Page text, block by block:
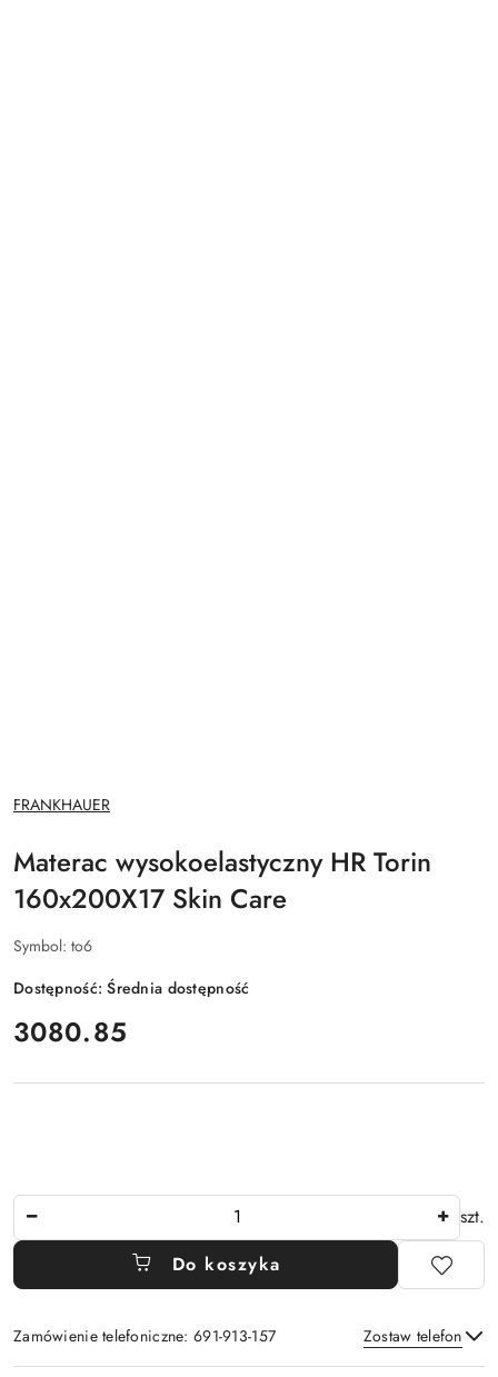
NAZWA
PRODUCENTA:
FRANKHAUER
Materac wysokoelastyczny HR Torin
160x200X17 Skin Care
Symbol: to6
Dostępność:Średnia dostępność
cena:
3080.85
szt.
Do koszyka
Zamówienie telefoniczne: 691-913-157 Zostaw telefon